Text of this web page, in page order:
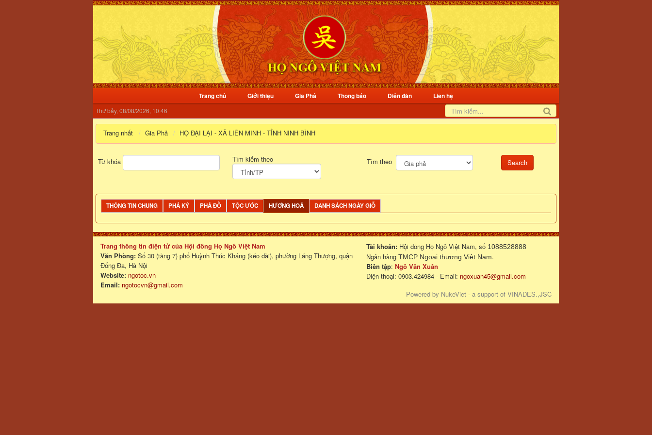
Trang chủ Giới thiệu Gia Phả Thông báo Diễn đàn Liên hệ
Thứ bảy, 08/08/2026, 10:46
Trang nhất Gia Phả HỌ ĐẠI LẠI - XÃ LIÊN MINH - TỈNH NINH BÌNH
Từ khóa Tìm kiếm theo Tìm theo
THÔNG TIN CHUNG PHẢ KÝ PHẢ ĐỒ TỘC ƯỚC HƯƠNG HOẢ DANH SÁCH NGÀY GIỖ
Trang thông tin điện tử của Hội đồng Họ Ngô Việt Nam
Văn Phòng: Số 30 (tầng 7) phố Huỳnh Thúc Kháng (kéo dài), phường Láng Thượng, quận
Đống Đa, Hà Nội
Website: ngotoc.vn
Email: ngotocvn@gmail.com
Tài khoản: Hội đồng Họ Ngô Việt Nam, số 1088528888
Ngân hàngTMCP Ngoại thương Việt Nam.
Biên tập:Ngô Văn Xuân
Điện thoại: 0903.424984 - Email: ngoxuan45@gmail.com
Powered by NukeViet - a support of VINADES.,JSC